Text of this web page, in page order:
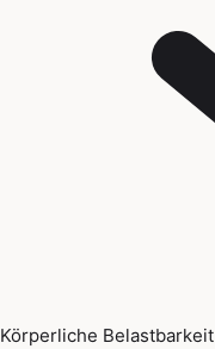
Körperliche Belastbarkeit